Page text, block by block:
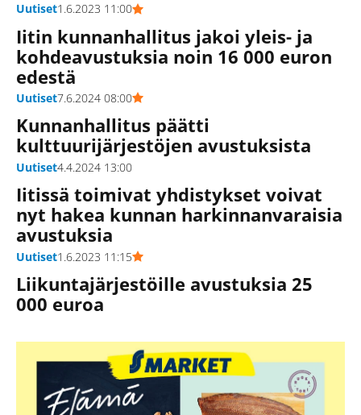
Uutiset1.6.2023 11:00
Iitin kunnanhallitus jakoi yleis- ja
kohdeavustuksia noin 16 000 euron
edestä
Uutiset7.6.2024 08:00
Kunnanhallitus päätti
kulttuurijärjestöjen avustuksista
Uutiset4.4.2024 13:00
Iitissä toimivat yhdistykset voivat
nyt hakea kunnan harkinnanvaraisia
avustuksia
Uutiset1.6.2023 11:15
Liikuntajärjestöille avustuksia 25
000 euroa